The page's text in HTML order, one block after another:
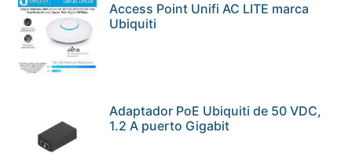
Access Point Unifi AC LITE marca
Ubiquiti
Adaptador PoE Ubiquiti de 50 VDC,
1.2 A puerto Gigabit